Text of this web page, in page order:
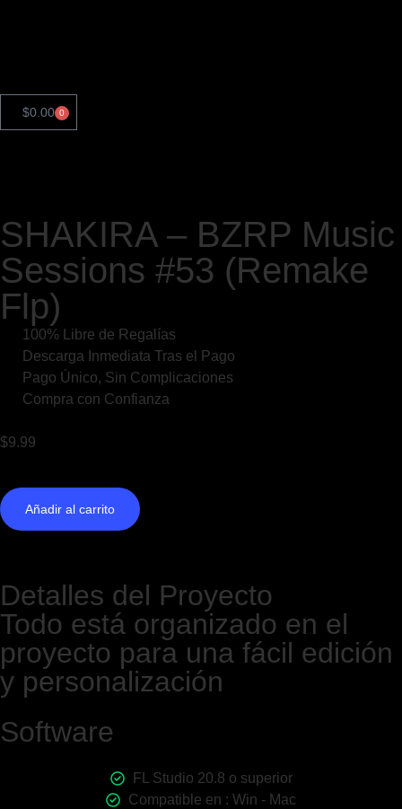
$0.00 0
SHAKIRA – BZRP Music
Sessions #53 (Remake
Flp)
100% Libre de Regalías
Descarga Inmediata Tras el Pago
Pago Único, Sin Complicaciones
Compra con Confianza
$9.99
Añadir al carrito
Detalles del Proyecto
Todo está organizado en el
proyecto para una fácil edición
y personalización
Software
FL Studio 20.8 o superior
Compatible en : Win - Mac